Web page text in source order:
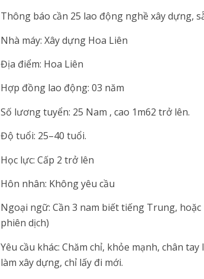
Thông báo cần 25 lao động nghề xây dựng,
Nhà máy: Xây dựng Hoa Liên
Địa điểm: Hoa Liên
Hợp đồng lao động: 03 năm
Số lương tuyển: 25 Nam , cao 1m62 trở lên.
Độ tuổi: 25–40 tuổi.
Học lực: Cấp 2 trở lên
Hôn nhân: Không yêu cầu
Ngoại ngữ: Cần 3 nam biết tiếng Trung,
phiên dịch)
Yêu cầu khác: Chăm chỉ, khỏe mạnh, chân
làm xây dựng, chỉ lấy đi mới.